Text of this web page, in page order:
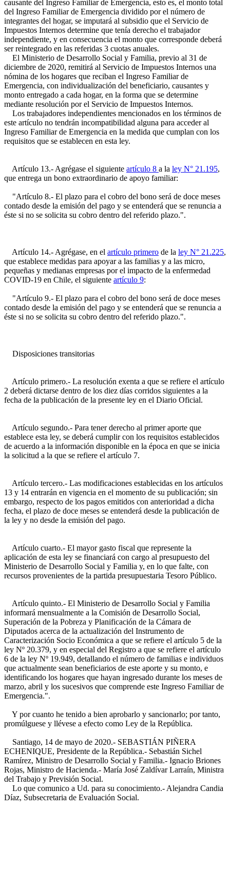
causante del Ingreso Familiar de Emergencia, esto es, el monto total
del Ingreso Familiar de Emergencia dividido por el número de
integrantes del hogar, se imputará al subsidio que el Servicio de
Impuestos Internos determine que tenía derecho el trabajador
independiente, y en consecuencia el monto que corresponde deberá
ser reintegrado en las referidas 3 cuotas anuales.
El Ministerio de Desarrollo Social y Familia, previo al 31 de
diciembre de 2020, remitirá al Servicio de Impuestos Internos una
nómina de los hogares que reciban el Ingreso Familiar de
Emergencia, con individualización del beneficiario, causantes y
monto entregado a cada hogar, en la forma que se determine
mediante resolución por el Servicio de Impuestos Internos.
Los trabajadores independientes mencionados en los términos de
este artículo no tendrán incompatibilidad alguna para acceder al
Ingreso Familiar de Emergencia en la medida que cumplan con los
requisitos que se establecen en esta ley.
Artículo 13.- Agrégase el siguiente artículo 8 a la ley N° 21.195,
que entrega un bono extraordinario de apoyo familiar:
"Artículo 8.- El plazo para el cobro del bono será de doce meses
contado desde la emisión del pago y se entenderá que se renuncia a
éste si no se solicita su cobro dentro del referido plazo.".
Artículo 14.- Agrégase, en el artículo primero de la ley N° 21.225,
que establece medidas para apoyar a las familias y a las micro,
pequeñas y medianas empresas por el impacto de la enfermedad
COVID-19 en Chile, el siguiente artículo 9:
"Artículo 9.- El plazo para el cobro del bono será de doce meses
contado desde la emisión del pago y se entenderá que se renuncia a
éste si no se solicita su cobro dentro del referido plazo.".
Disposiciones transitorias
Artículo primero.- La resolución exenta a que se refiere el artículo
2 deberá dictarse dentro de los diez días corridos siguientes a la
fecha de la publicación de la presente ley en el Diario Oficial.
Artículo segundo.- Para tener derecho al primer aporte que
establece esta ley, se deberá cumplir con los requisitos establecidos
de acuerdo a la información disponible en la época en que se inicia
la solicitud a la que se refiere el artículo 7.
Artículo tercero.- Las modificaciones establecidas en los artículos
13 y 14 entrarán en vigencia en el momento de su publicación; sin
embargo, respecto de los pagos emitidos con anterioridad a dicha
fecha, el plazo de doce meses se entenderá desde la publicación de
la ley y no desde la emisión del pago.
Artículo cuarto.- El mayor gasto fiscal que represente la
aplicación de esta ley se financiará con cargo al presupuesto del
Ministerio de Desarrollo Social y Familia y, en lo que falte, con
recursos provenientes de la partida presupuestaria Tesoro Público.
Artículo quinto.- El Ministerio de Desarrollo Social y Familia
informará mensualmente a la Comisión de Desarrollo Social,
Superación de la Pobreza y Planificación de la Cámara de
Diputados acerca de la actualización del Instrumento de
Caracterización Socio Económica a que se refiere el artículo 5 de la
ley Nº 20.379, y en especial del Registro a que se refiere el artículo
6 de la ley Nº 19.949, detallando el número de familias e individuos
que actualmente sean beneficiarios de este aporte y su monto, e
identificando los hogares que hayan ingresado durante los meses de
marzo, abril y los sucesivos que comprende este Ingreso Familiar de
Emergencia.".
Y por cuanto he tenido a bien aprobarlo y sancionarlo; por tanto,
promúlguese y llévese a efecto como Ley de la República.
Santiago, 14 de mayo de 2020.- SEBASTIÁN PIÑERA
ECHENIQUE, Presidente de la República.- Sebastián Sichel
Ramírez, Ministro de Desarrollo Social y Familia.- Ignacio Briones
Rojas, Ministro de Hacienda.- María José Zaldívar Larraín, Ministra
del Trabajo y Previsión Social.
Lo que comunico a Ud. para su conocimiento.- Alejandra Candia
Díaz, Subsecretaria de Evaluación Social.